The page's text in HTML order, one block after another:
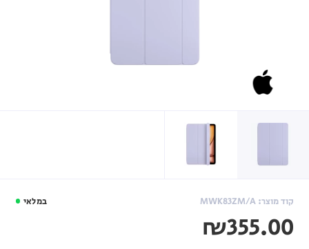
במלאי קוד מוצר: MWK83ZM/A
₪355.00